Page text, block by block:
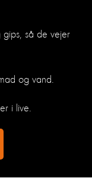
så de vejer
og vand.
i live.